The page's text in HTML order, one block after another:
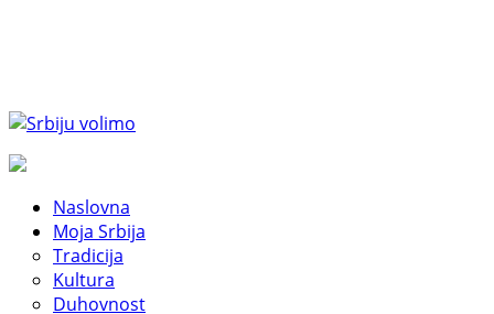
Naslovna
Moja Srbija
Tradicija
Kultura
Duhovnost